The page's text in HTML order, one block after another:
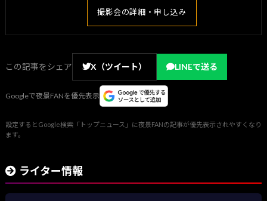
撮影会の詳細・申し込み
この記事をシェア X（ツイート） LINEで送る
Googleで夜景FANを優先表示
設定するとGoogle検索「トップニュース」に夜景FANの記事が優先表示されやすくなり
ます。
ライター情報